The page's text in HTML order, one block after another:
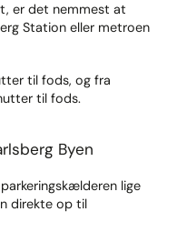
er det nemmest at
Station eller metroen
til fods, og fra
til fods.
Byen
lige
direkte op til